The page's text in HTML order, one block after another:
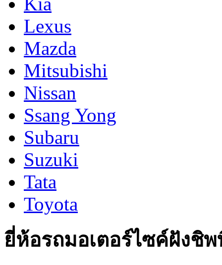
Lexus
Mazda
Mitsubishi
Nissan
Ssang Yong
Subaru
Suzuki
Tata
Toyota
ยี่ห้อรถมอเตอร์ไซค์ฝังชิ